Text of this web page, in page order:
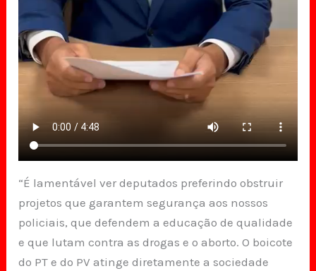
“É lamentável ver deputados preferindo obstruir
projetos que garantem segurança aos nossos
policiais, que defendem a educação de qualidade
e que lutam contra as drogas e o aborto. O boicote
do PT e do PV atinge diretamente a sociedade